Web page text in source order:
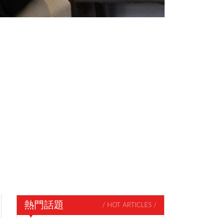
熱門話題 / HOT ARTICLES /